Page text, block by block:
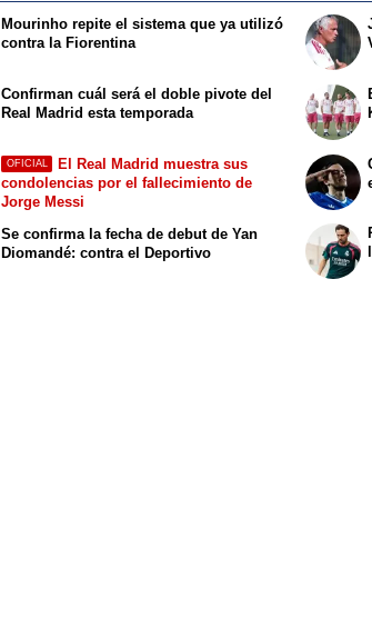
Mourinho repite el sistema que ya utilizó
contra la Fiorentina
Confirman cuál será el doble pivote del
Real Madrid esta temporada
OFICIAL
El Real Madrid muestra sus
condolencias por el fallecimiento de
Jorge Messi
Se confirma la fecha de debut de Yan
Diomandé: contra el Deportivo